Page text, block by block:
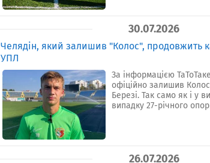
30.07.2026
Челядін, який залишив "Колос", продовжить
УПЛ
За інформацією
офіційно залишив
Березі. Так само як і у
випадку 27-річного
26.07.2026